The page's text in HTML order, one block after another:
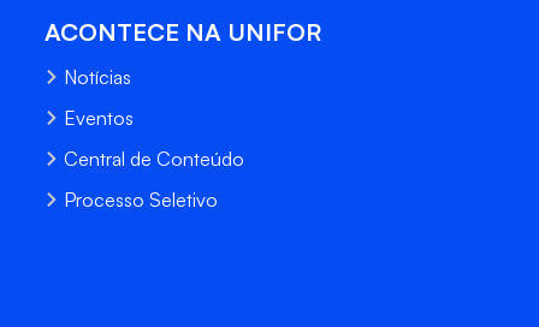
ACONTECE NA UNIFOR
Notícias
Eventos
Central de Conteúdo
Processo Seletivo